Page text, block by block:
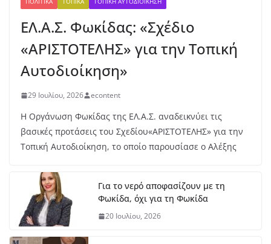
ρο
κο
ς
ΕΛ.Α.Σ. Φωκίδας: «Σχέδιο
«ΑΡΙΣΤΟΤΕΛΗΣ» για την Τοπική
Αυτοδιοίκηση»
29 Ιουλίου, 2026 econtent
Η Οργάνωση Φωκίδας της ΕΛ.Α.Σ. αναδεικνύει τις
βασικές προτάσεις του Σχεδίου«ΑΡΙΣΤΟΤΕΛΗΣ» για την
Τοπική Αυτοδιοίκηση, το οποίο παρουσίασε ο Αλέξης
Για το νερό αποφασίζουν με τη
Φωκίδα, όχι για τη Φωκίδα
20 Ιουλίου, 2026